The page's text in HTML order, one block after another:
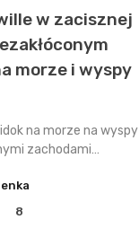
w zacisznej
morze i wyspy
na morze na wyspy
zachodami…
8